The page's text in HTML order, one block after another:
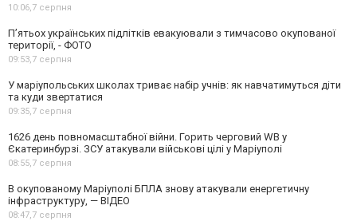
10:06,7 серпня
П’ятьох українських підлітків евакуювали з тимчасово окупованої
території, - ФОТО
09:53,7 серпня
У маріупольських школах триває набір учнів: як навчатимуться діти
та куди звертатися
09:35,7 серпня
1626 день повномасштабної війни. Горить черговий WB у
Єкатеринбурзі. ЗСУ атакували військові цілі у Маріуполі
08:55,7 серпня
В окупованому Маріуполі БПЛА знову атакували енергетичну
інфраструктуру, — ВІДЕО
08:47,7 серпня